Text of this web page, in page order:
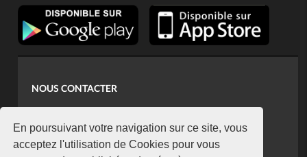
En poursuivant votre navigation sur ce site, vous
acceptez l'utilisation de Cookies pour vous
NOUS CONTACTER
koaci@yahoo.fr
+225 07 08 85 52 93